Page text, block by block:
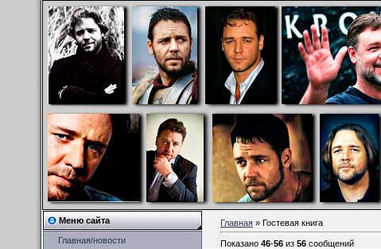
Меню сайта
Главная/новости
Главная»Гостевая книга
Показано46-56из56сообщений